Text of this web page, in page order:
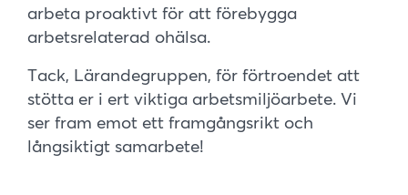
arbeta proaktivt för att förebygga
arbetsrelaterad ohälsa.
Tack, Lärandegruppen, för förtroendet att
stötta er i ert viktiga arbetsmiljöarbete. Vi
ser fram emot ett framgångsrikt och
långsiktigt samarbete!